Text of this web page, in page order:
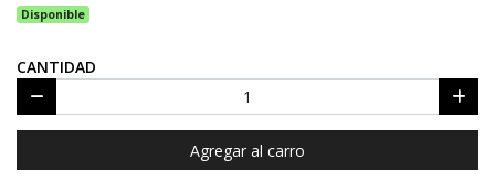
Disponible
CANTIDAD
Agregar al carro